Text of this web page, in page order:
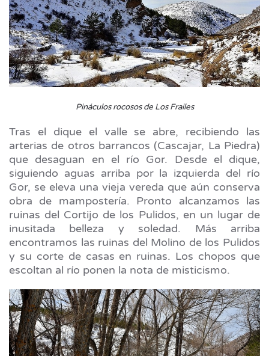
Pináculos rocosos de Los Frailes
Tras el dique el valle se abre, recibiendo las
arterias de otros barrancos (Cascajar, La Piedra)
que desaguan en el río Gor. Desde el dique,
siguiendo aguas arriba por la izquierda del río
Gor, se eleva una vieja vereda que aún conserva
obra de mampostería. Pronto alcanzamos las
ruinas del Cortijo de los Pulidos, en un lugar de
inusitada belleza y soledad. Más arriba
encontramos las ruinas del Molino de los Pulidos
y su corte de casas en ruinas. Los chopos que
escoltan al río ponen la nota de misticismo.